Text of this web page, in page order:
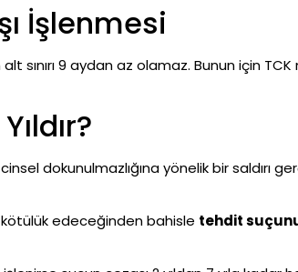
İşlenmesi
sınırı 9 aydan az olamaz. Bunun için
dokunulmazlığına yönelik bir
kötülük edeceğinden bahisle tehdit